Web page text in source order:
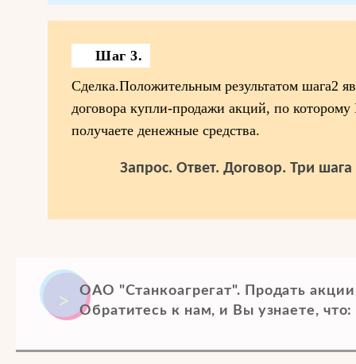
Шаг 3.
Сделка.Положительным результатом шага2
договора купли-продажи акций, по
получаете денежные средства.
Запрос. Ответ. Договор. Три
ОАО "Станкоагрегат". Продать
Обратитесь к нам, и Вы узнаете, что: